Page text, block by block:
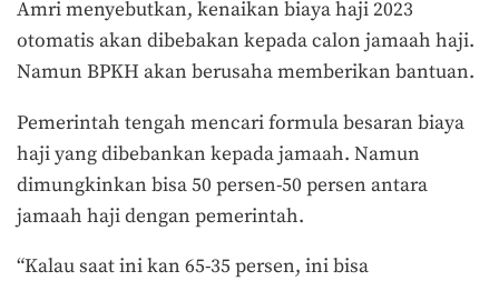
Amri menyebutkan, kenaikan biaya haji 2023
otomatis akan dibebakan kepada calon jamaah haji.
Namun BPKH akan berusaha memberikan bantuan.
Pemerintah tengah mencari formula besaran biaya
haji yang dibebankan kepada jamaah. Namun
dimungkinkan bisa 50 persen-50 persen antara
jamaah haji dengan pemerintah.
“Kalau saat ini kan 65-35 persen, ini bisa